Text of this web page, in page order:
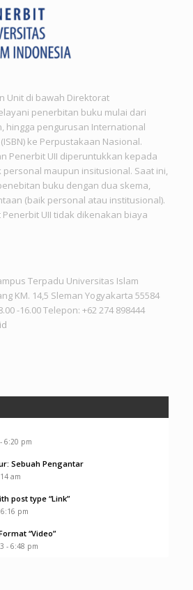
Unit di bawah Direktorat
penerbitan buku mulai dari
hingga pengurusan International
ke Perpustakaan Nasional.
Penerbit UII diperuntukkan kepada
personal maupun insitusional. Saat ini,
buku dengan dua skema,
(baik personal atau institusional).
UII tidak dikenakan biaya
Terpadu Universitas Islam
KM. 14,5 Sleman Yogyakarta 55584
-16.00 Telepon: +62 274 898444
6:20 pm
Sebuah Pengantar
am
post type “Link”
pm
“Video”
- 6:48 pm